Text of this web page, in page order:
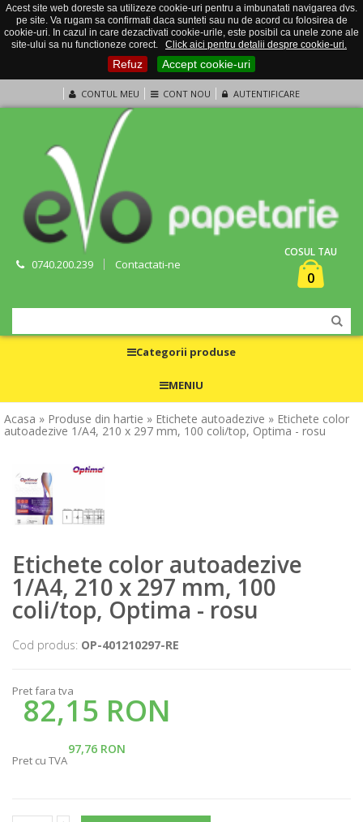
Acest site web doreste sa utilizeze cookie-uri pentru a imbunatati navigarea dvs.
pe site. Va rugam sa confirmati daca sunteti sau nu de acord cu folosirea de
cookie-uri. In cazul in care dezactivati cookie-urile, este posibil ca unele zone ale
site-ului sa nu functioneze corect.
Click aici pentru detalii despre cookie-uri.
Refuz Accept cookie-uri
CONTUL MEU CONT NOU AUTENTIFICARE
0740.200.239 Contactati-ne
COSUL TAU
0
Categorii produse
MENIU
Acasa » Produse din hartie » Etichete autoadezive » Etichete color
autoadezive 1/A4, 210 x 297 mm, 100 coli/top, Optima - rosu
Etichete color autoadezive
1/A4, 210 x 297 mm, 100
coli/top, Optima - rosu
Cod produs: OP-401210297-RE
Pret fara tva
82,15 RON
97,76 RON
Pret cu TVA